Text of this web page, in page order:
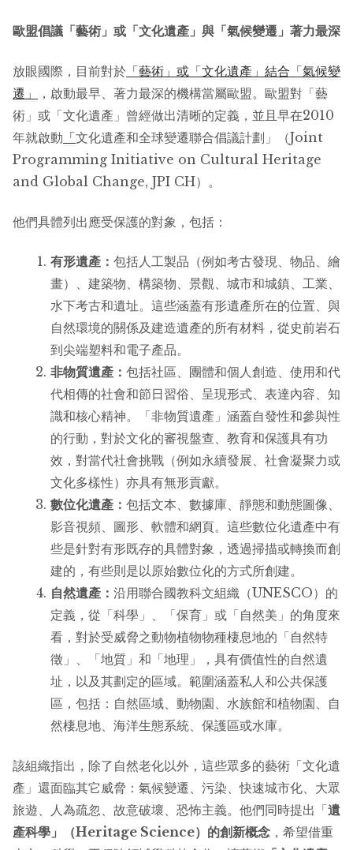
歐盟倡議「藝術」或「文化遺產」與「氣候變遷」著力最深
放眼國際，目前對於 「藝術」或「文化遺產」結合「氣候變
遷」
，啟動最早、著力最深的機構當屬歐盟。歐盟對「藝
術」或「文化遺產」曾經做出清晰的定義，並且早在2010
年就啟動 「文化遺產和全球變遷聯合倡議計劃」（Joint
Programming Initiative on Cultural Heritage
and Global Change, JPI CH）。
他們具體列出應受保護的對象，包括：
有形遺產： 包括人工製品（例如考古發現、物品、繪
畫）、建築物、構築物、景觀、城市和城鎮、工業、
水下考古和遺址。這些涵蓋有形遺產所在的位置、與
自然環境的關係及建造遺產的所有材料，從史前岩石
到尖端塑料和電子產品。
非物質遺產： 包括社區、團體和個人創造、使用和代
代相傳的社會和節日習俗、呈現形式、表達內容、知
識和核心精神。「非物質遺產」涵蓋自發性和參與性
的行動，對於文化的審視盤查、教育和保護具有功
效，對當代社會挑戰（例如永續發展、社會凝聚力或
文化多樣性）亦具有無形貢獻。
數位化遺產： 包括文本、數據庫、靜態和動態圖像、
影音視頻、圖形、軟體和網頁。這些數位化遺產中有
些是針對有形既存的具體對象，透過掃描或轉換而創
建的，有些則是以原始數位化的方式所創建。
自然遺產： 沿用聯合國教科文組織（UNESCO）的
定義，從「科學」、「保育」或「自然美」的角度來
看，對於受威脅之動物植物物種棲息地的「自然特
徵」、「地質」和「地理」，具有價值性的自然遺
址，以及其劃定的區域。範圍涵蓋私人和公共保護
區，包括：自然區域、動物園、水族館和植物園、自
然棲息地、海洋生態系統、保護區或水庫。
該組織指出，除了自然老化以外，這些眾多的藝術「文化遺
產」還面臨其它威脅：氣候變遷、污染、快速城市化、大眾
旅遊、人為疏忽、故意破壞、恐怖主義。他們同時提出「遺
產科學」（Heritage Science）的創新概念 ，希望借重